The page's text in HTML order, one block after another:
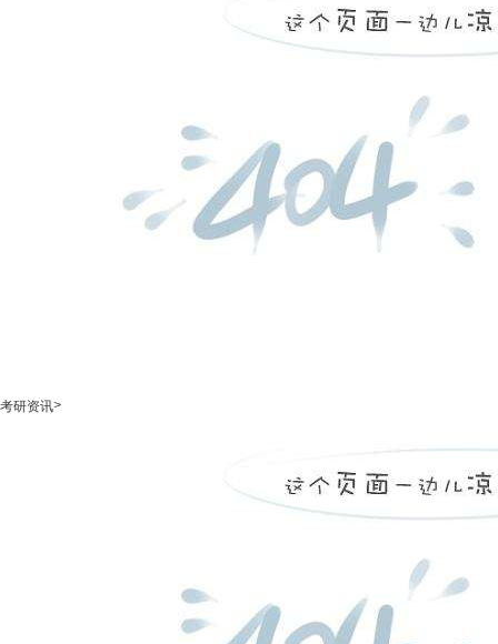
考研资讯>